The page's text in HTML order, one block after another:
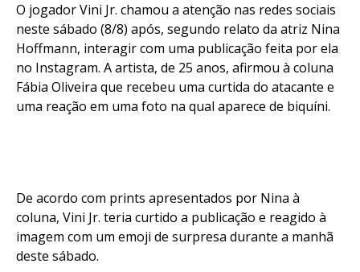
O jogador Vini Jr. chamou a atenção nas redes sociais
neste sábado (8/8) após, segundo relato da atriz Nina
Hoffmann, interagir com uma publicação feita por ela
no Instagram. A artista, de 25 anos, afirmou à coluna
Fábia Oliveira que recebeu uma curtida do atacante e
uma reação em uma foto na qual aparece de biquíni.
De acordo com prints apresentados por Nina à
coluna, Vini Jr. teria curtido a publicação e reagido à
imagem com um emoji de surpresa durante a manhã
deste sábado.